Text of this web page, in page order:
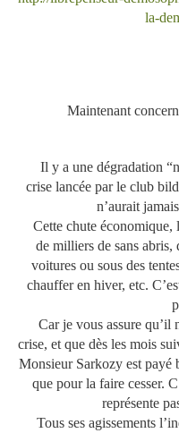
la-
Maintenant
Il y a une dégradation
crise lancée par le club
n’aurait
Cette chute économique,
de milliers de sans abris,
voitures ou sous des
chauffer en hiver, etc.
Car je vous assure qu’il
crise, et que dès les mois
Monsieur Sarkozy est payé
que pour la faire cesser.
représente
Tous ses agissements